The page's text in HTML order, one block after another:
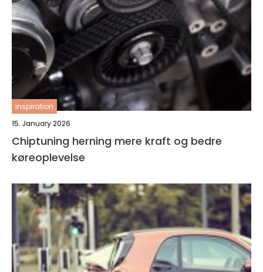
inspiration
15. January 2026
Chiptuning herning mere kraft og bedre
køreoplevelse